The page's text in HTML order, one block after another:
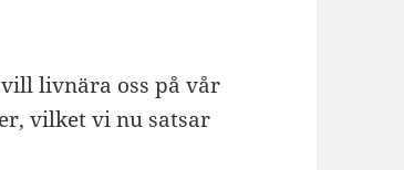
livnära oss på vår
vilket vi nu satsar